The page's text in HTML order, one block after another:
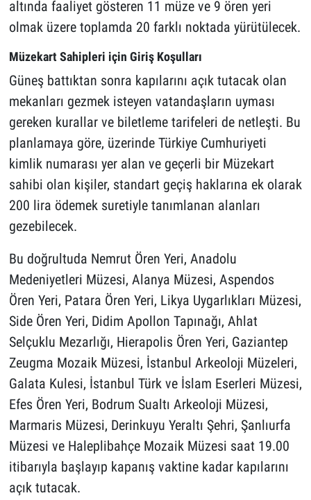
altında faaliyet gösteren 11 müze ve 9 ören yeri
olmak üzere toplamda 20 farklı noktada yürütülecek.
Müzekart Sahipleri için Giriş Koşulları
Güneş battıktan sonra kapılarını açık tutacak olan
mekanları gezmek isteyen vatandaşların uyması
gereken kurallar ve biletleme tarifeleri de netleşti. Bu
planlamaya göre, üzerinde Türkiye Cumhuriyeti
kimlik numarası yer alan ve geçerli bir Müzekart
sahibi olan kişiler, standart geçiş haklarına ek olarak
200 lira ödemek suretiyle tanımlanan alanları
gezebilecek.
Bu doğrultuda Nemrut Ören Yeri, Anadolu
Medeniyetleri Müzesi, Alanya Müzesi, Aspendos
Ören Yeri, Patara Ören Yeri, Likya Uygarlıkları Müzesi,
Side Ören Yeri, Didim Apollon Tapınağı, Ahlat
Selçuklu Mezarlığı, Hierapolis Ören Yeri, Gaziantep
Zeugma Mozaik Müzesi, İstanbul Arkeoloji Müzeleri,
Galata Kulesi, İstanbul Türk ve İslam Eserleri Müzesi,
Efes Ören Yeri, Bodrum Sualtı Arkeoloji Müzesi,
Marmaris Müzesi, Derinkuyu Yeraltı Şehri, Şanlıurfa
Müzesi ve Haleplibahçe Mozaik Müzesi saat 19.00
itibarıyla başlayıp kapanış vaktine kadar kapılarını
açık tutacak.